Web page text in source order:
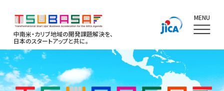
中南米・カリブ地域の開発課題解決を、
日本のスタートアップと共に。
MENU